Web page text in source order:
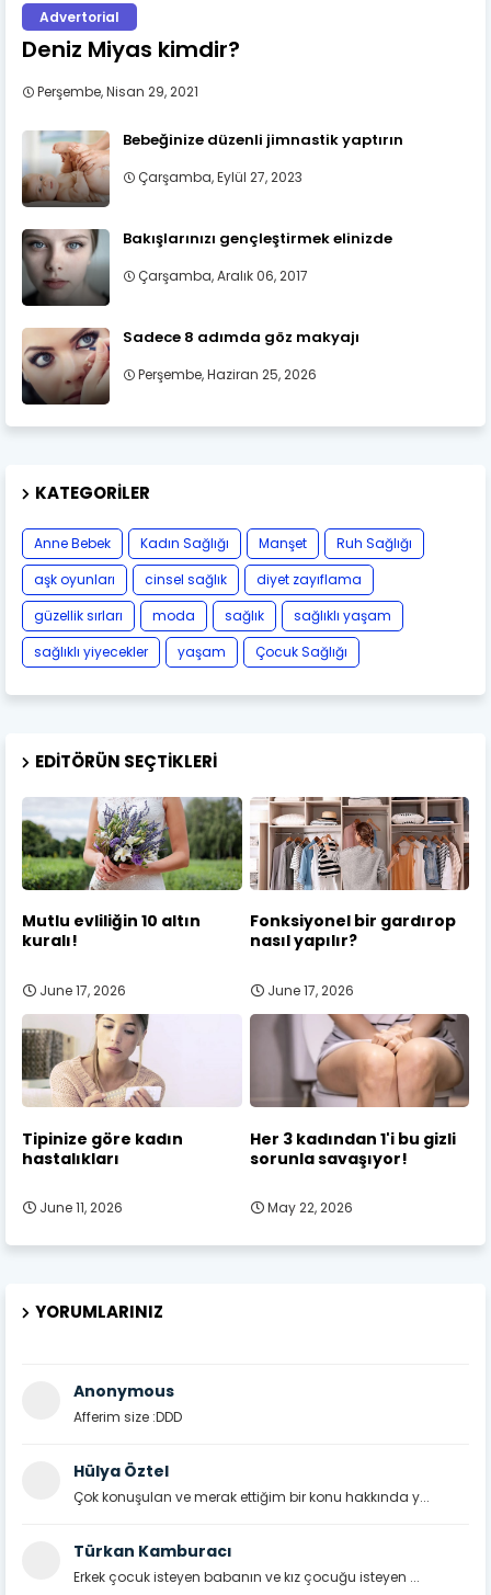
Advertorial
Deniz Miyas kimdir?
Perşembe, Nisan 29, 2021
Bebeğinize düzenli jimnastik yaptırın
Çarşamba, Eylül 27, 2023
Bakışlarınızı gençleştirmek elinizde
Çarşamba, Aralık 06, 2017
Sadece 8 adımda göz makyajı
Perşembe, Haziran 25, 2026
KATEGORILER
Anne Bebek Kadın Sağlığı Manşet
Ruh Sağlığı
aşk oyunları
cinsel sağlık
diyet zayıflama
güzellik sırları
moda sağlık
sağlıklı yaşam
sağlıklı yiyecekler
yaşam Çocuk Sağlığı
EDITÖRÜN SEÇTIKLERI
Mutlu evliliğin 10 altın
kuralı!
June 17, 2026
Fonksiyonel bir gardırop
nasıl yapılır?
June 17, 2026
Tipinize göre kadın
hastalıkları
June 11, 2026
Her 3 kadından 1'i bu gizli
sorunla savaşıyor!
May 22, 2026
YORUMLARINIZ
Anonymous
Afferim size :DDD
Hülya Öztel
Çok konuşulan ve merak ettiğim bir konu hakkında y...
Türkan Kamburacı
Erkek çocuk isteyen babanın ve kız çocuğu isteyen ...